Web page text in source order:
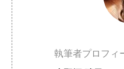
執筆者プロフィ